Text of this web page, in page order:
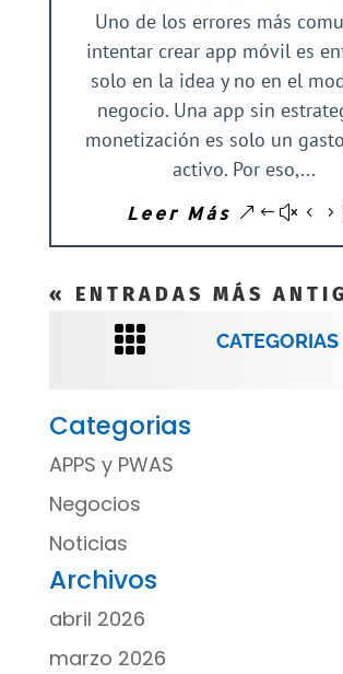
Uno de los errores más
intentar crear app móvil es
solo en la idea y no en el
negocio. Una app sin
monetización es solo un
activo. Por eso,...
Leer Más
« ENTRADAS MÁS
 CATEGORIAS
Categorias
APPS y PWAS
Negocios
Noticias
Archivos
abril 2026
marzo 2026